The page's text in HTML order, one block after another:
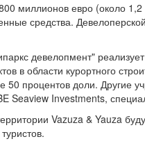
миллионов евро (около
средства.
девелопмент"
в области курортного
процентов доли. Другие
Seaview Investments,
Vazuza & Yauza